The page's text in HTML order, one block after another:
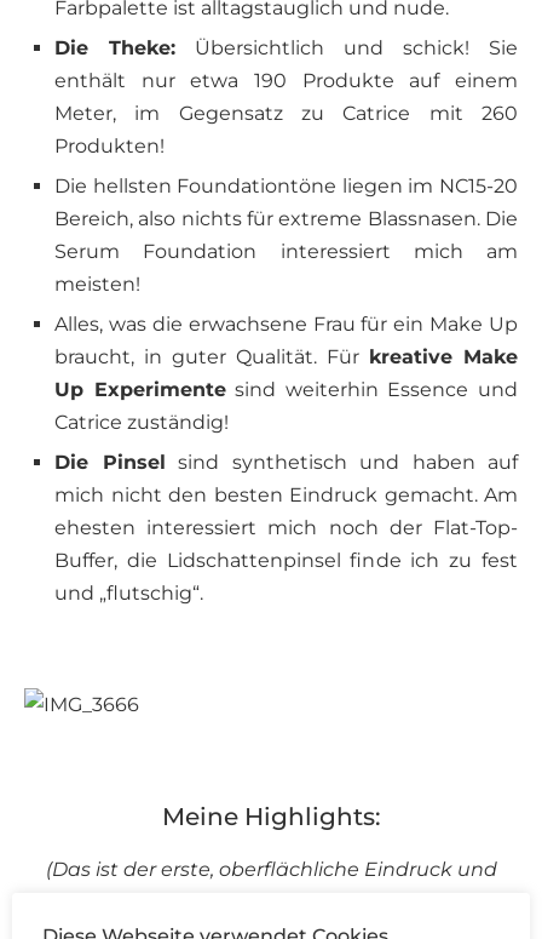
Farbpalette ist alltagstauglich und nude.
Die Theke: Übersichtlich und schick! Sie
enthält nur etwa 190 Produkte auf einem
Meter, im Gegensatz zu Catrice mit 260
Produkten!
Die hellsten Foundationtöne liegen im NC15-20
Bereich, also nichts für extreme Blassnasen. Die
Serum Foundation interessiert mich am
meisten!
Alles, was die erwachsene Frau für ein Make Up
braucht, in guter Qualität. Für kreative Make
Up Experimentesind weiterhin Essence und
Catrice zuständig!
Die Pinsel sind synthetisch und haben auf
mich nicht den besten Eindruck gemacht. Am
ehesten interessiert mich noch der Flat-Top-
Buffer, die Lidschattenpinsel finde ich zu fest
und „flutschig“.
Meine Highlights:
(Das ist der erste, oberflächliche Eindruck und